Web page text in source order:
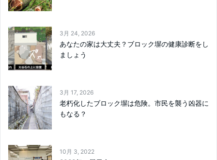
3月 24, 2026
あなたの家は大丈夫？ブロック塀の健康診断をし
ましょう
3月 17, 2026
老朽化したブロック塀は危険。市民を襲う凶器に
もなる？
10月 3, 2022